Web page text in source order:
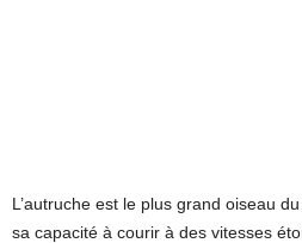
L’autruche est le plus grand oiseau
sa capacité à courir à des vitesses